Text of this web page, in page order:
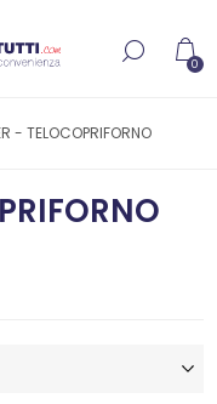
0
- TELOCOPRIFORNO